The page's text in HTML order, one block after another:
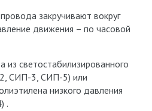
закручивают вокруг
движения – по часовой
из светостабилизированного
СИП-3, СИП-5) или
низкого давления
.